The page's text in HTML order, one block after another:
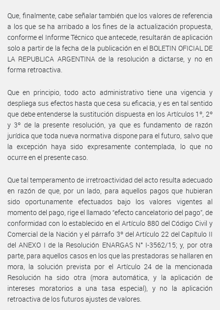
Que, finalmente, cabe señalar también que los valores de referencia
a los que se ha arribado a los fines de la actualización propuesta,
conforme el Informe Técnico que antecede, resultarán de aplicación
solo a partir de la fecha de la publicación en el BOLETIN OFICIAL DE
LA REPUBLICA ARGENTINA de la resolución a dictarse, y no en
forma retroactiva.
Que en principio, todo acto administrativo tiene una vigencia y
despliega sus efectos hasta que cesa su eficacia, y es en tal sentido
que debe entenderse la sustitución dispuesta en los Artículos 1º, 2º
y 3º de la presente resolución, ya que es fundamento de razón
jurídica que toda nueva normativa dispone para el futuro, salvo que
la excepción haya sido expresamente contemplada, lo que no
ocurre en el presente caso.
Que tal temperamento de irretroactividad del acto resulta adecuado
en razón de que, por un lado, para aquellos pagos que hubieran
sido oportunamente efectuados bajo los valores vigentes al
momento del pago, rige el llamado “efecto cancelatorio del pago”, de
conformidad con lo establecido en el Artículo 880 del Código Civil y
Comercial de la Nación y el párrafo 3º del Artículo 22 del Capítulo II
del ANEXO I de la Resolución ENARGAS N° I-3562/15; y, por otra
parte, para aquellos casos en los que las prestadoras se hallaren en
mora, la solución prevista por el Artículo 24 de la mencionada
Resolución ha sido otra (mora automática, y la aplicación de
intereses moratorios a una tasa especial), y no la aplicación
retroactiva de los futuros ajustes de valores.